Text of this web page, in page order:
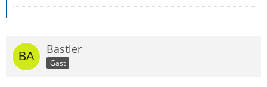
Bastler
Gast